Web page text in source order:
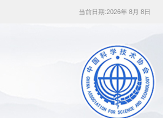
当前日期:2026年 8月 8日